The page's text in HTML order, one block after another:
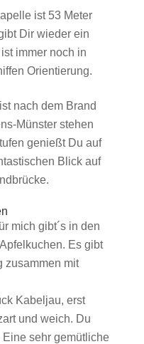
ist 53 Meter
Dir wieder ein
immer noch in
Orientierung.
nach dem Brand
Münster stehen
genießt Du auf
Blick auf
mich gibt´s in den
Es gibt
zusammen mit
Kabeljau, erst
und weich. Du
sehr gemütliche